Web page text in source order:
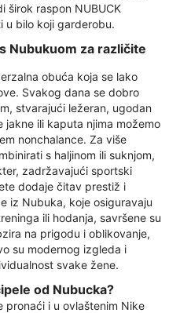
širok raspon NUBUCK
u bilo koji garderobu.
Nubukuom za različite
obuća koja se lako
Svakog dana se dobro
stvarajući ležeran, ugodan
jakne ili kaputa njima možemo
nonchalance. Za više
s haljinom ili suknjom,
zadržavajući sportski
dodaje čitav prestiž i
iz Nubuka, koje osiguravaju
ili hodanja, savršene su
na prigodu i oblikovanje,
su modernog izgleda i
svake žene.
od Nubucka?
pronaći i u ovlaštenim Nike